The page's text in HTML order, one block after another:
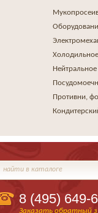
Противни,
найти в каталоге
8 (495) 649-
Заказать обратный